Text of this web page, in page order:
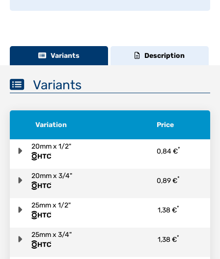
Variants Description
Variants
Variation Price
20mm x 1/2"
0,84 €*
20mm x 3/4"
0,89 €*
25mm x 1/2"
1,38 €*
25mm x 3/4"
1,38 €*